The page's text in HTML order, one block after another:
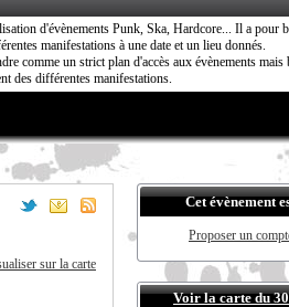
d'évènements Punk, Ska, Hardcore... Il a pour
manifestations à une date et un lieu donnés.
comme un strict plan d'accès aux évènements mais
des différentes manifestations.
sur la carte
Cet évènement
Proposer un
Voir la carte du